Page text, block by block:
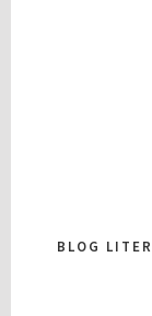
BLOG